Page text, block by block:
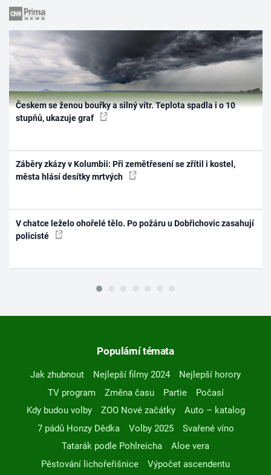
Českem se ženou bouřky a silný vítr. Teplota spadla i o 10
stupňů, ukazuje graf
Záběry zkázy v Kolumbii: Při zemětřesení se zřítil i kostel,
města hlásí desítky mrtvých
V chatce leželo ohořelé tělo. Po požáru u Dobřichovic zasahují
policisté
Populární témata
Jak zhubnout Nejlepší filmy 2024
Nejlepší horory
TV program
Změna času Partie
Počasí
Kdy budou volby
ZOO Nové začátky
Auto – katalog
7 pádů Honzy Dědka
Volby 2025
Svařené víno
Tatarák podle Pohlreicha
Aloe vera
Pěstování lichořeřišnice
Výpočet ascendentu